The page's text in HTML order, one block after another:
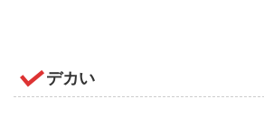
デカい